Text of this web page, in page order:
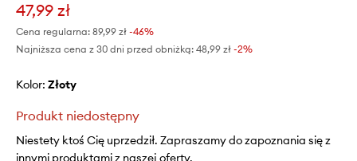
47,99 zł
Cena regularna: 89,99 zł -46%
Najniższa cena z 30 dni przed obniżką: 48,99 zł -2%
Kolor: złoty
Produkt niedostępny
Niestety ktoś Cię uprzedził. Zapraszamy do zapoznania się z
innymi produktami z naszej oferty.